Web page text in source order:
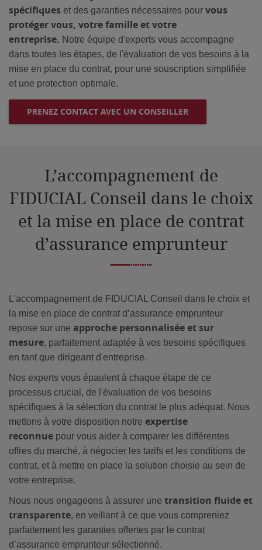
spécifiques et des garanties nécessaires pour vous
protéger vous, votre famille et votre
entreprise. Notre équipe d'experts vous accompagne
dans toutes les étapes, de l'évaluation de vos besoins à la
mise en place du contrat, pour une souscription simplifiée
et une protection optimale.
PRENEZ CONTACT AVEC UN CONSEILLER
L’accompagnement de
FIDUCIAL Conseil dans le choix
et la mise en place de contrat
d’assurance emprunteur
L'accompagnement de FIDUCIAL Conseil dans le choix et
la mise en place de contrat d’assurance emprunteur
repose sur une approche personnalisée et sur
mesure, parfaitement adaptée à vos besoins spécifiques
en tant que dirigeant d'entreprise.
Nos experts vous épaulent à chaque étape de ce
processus crucial, de l'évaluation de vos besoins
spécifiques à la sélection du contrat le plus adéquat. Nous
mettons à votre disposition notre expertise
reconnue pour vous aider à comparer les différentes
offres du marché, à négocier les tarifs et les conditions de
contrat, et à mettre en place la solution choisie au sein de
votre entreprise.
Nous nous engageons à assurer une transition fluide et
transparente, en veillant à ce que vous compreniez
parfaitement les garanties offertes par le contrat
d’assurance emprunteur sélectionné.